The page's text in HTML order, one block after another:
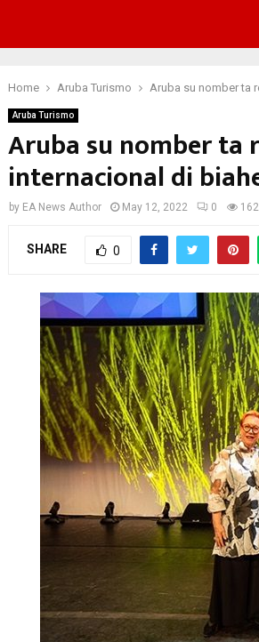
Home Aruba Turismo Aruba su nomber ta
Aruba Turismo
Aruba su nomber ta
internacional di
by EA News Author May 12, 2022 0
SHARE 0